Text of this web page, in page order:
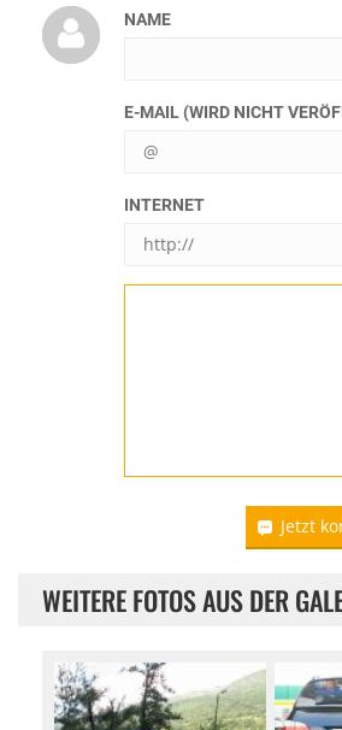
NAME
E-MAIL (WIRD NICHT
INTERNET
Jetzt
WEITERE FOTOS AUS DER